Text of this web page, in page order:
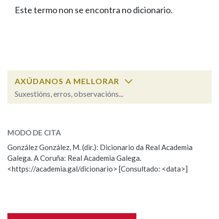
FIGURAS HOMENAXEADAS
PORTAL DAS PALABRAS
Facebook
TwitterYoutubeInstagram
Bluesky
BUSCAR NOS LEMAS
Remata por
BUSCAR NO CONTIDO
Nas definicións
Este termo non se encontra no dicionario.
AXÚDANOS A MELLORAR
Suxestións, erros, observacións...
Observación
Nome
MODO DE CITA
González González, M. (dir.): Dicionario da Real Academia
Galega. A Coruña: Real Academia Galega.
<https://academia.gal/dicionario> [Consultado: <data>]